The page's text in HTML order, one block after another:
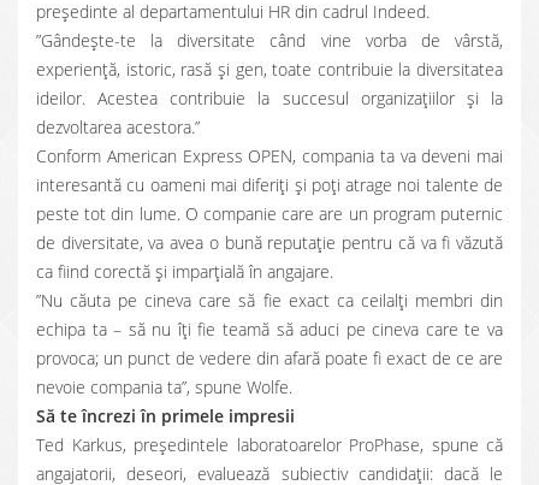
președinte al departamentului HR din cadrul Indeed.
”Gândește-te la diversitate când vine vorba de vârstă,
experiență, istoric, rasă și gen, toate contribuie la diversitatea
ideilor. Acestea contribuie la succesul organizațiilor și la
dezvoltarea acestora.”
Conform American Express OPEN, compania ta va deveni mai
interesantă cu oameni mai diferiți și poți atrage noi talente de
peste tot din lume. O companie care are un program puternic
de diversitate, va avea o bună reputație pentru că va fi văzută
ca fiind corectă și imparțială în angajare.
”Nu căuta pe cineva care să fie exact ca ceilalți membri din
echipa ta – să nu îți fie teamă să aduci pe cineva care te va
provoca; un punct de vedere din afară poate fi exact de ce are
nevoie compania ta”, spune Wolfe.
Să te încrezi în primele impresii
Ted Karkus, președintele laboratoarelor ProPhase, spune că
angajatorii, deseori, evaluează subiectiv candidații: dacă le